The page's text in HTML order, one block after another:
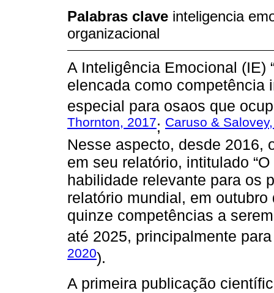
Palabras clave inteligencia
organizacional
A Inteligência Emocional (IE)
elencada como competência
especial para osaos que
Thornton, 2017; Caruso &
Nesse aspecto, desde 2016,
em seu relatório, intitulado
habilidade relevante para os
relatório mundial, em
quinze competências a
até 2025, principalmente
2020).
A primeira publicação